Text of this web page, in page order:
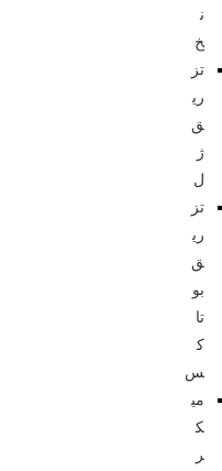
ن
خ
تز
ری
ق
ژ
ل
تز
ری
ق
بو
تا
ک
س
می
ک
ر